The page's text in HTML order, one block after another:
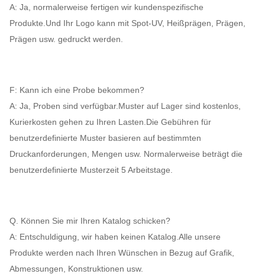
A: Ja, normalerweise fertigen wir kundenspezifische
Produkte.Und Ihr Logo kann mit Spot-UV, Heißprägen, Prägen,
Prägen usw. gedruckt werden.
F: Kann ich eine Probe bekommen?
A: Ja, Proben sind verfügbar.Muster auf Lager sind kostenlos,
Kurierkosten gehen zu Ihren Lasten.Die Gebühren für
benutzerdefinierte Muster basieren auf bestimmten
Druckanforderungen, Mengen usw. Normalerweise beträgt die
benutzerdefinierte Musterzeit 5 Arbeitstage.
Q. Können Sie mir Ihren Katalog schicken?
A: Entschuldigung, wir haben keinen Katalog.Alle unsere
Produkte werden nach Ihren Wünschen in Bezug auf Grafik,
Abmessungen, Konstruktionen usw.